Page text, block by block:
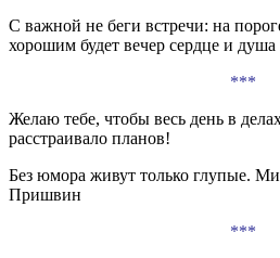
С важной не беги встречи: на
хорошим будет вечер сердце и
***
Желаю тебе, чтобы весь день в
расстраивало планов!
Без юмора живут только глупые.
Пришвин
***